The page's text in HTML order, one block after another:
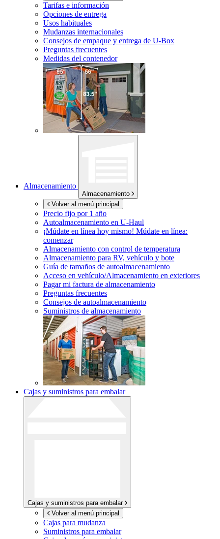
Tarifas e información
Opciones de entrega
Usos habituales
Mudanzas internacionales
Consejos de empaque y entrega de U-Box
Preguntas frecuentes
Medidas del contenedor
Almacenamiento
Almacenamiento
Volver al menú principal
Precio fijo por 1 año
Autoalmacenamiento en U-Haul
¡Múdate en línea hoy mismo! Múdate en línea:
comenzar
Almacenamiento con control de temperatura
Almacenamiento para RV, vehículo y bote
Guía de tamaños de autoalmacenamiento
Acceso en vehículo/Almacenamiento en exteriores
Pagar mi factura de almacenamiento
Preguntas frecuentes
Consejos de autoalmacenamiento
Suministros de almacenamiento
Cajas y suministros para embalar
Cajas y suministros para embalar
Volver al menú principal
Cajas para mudanza
Suministros para embalar